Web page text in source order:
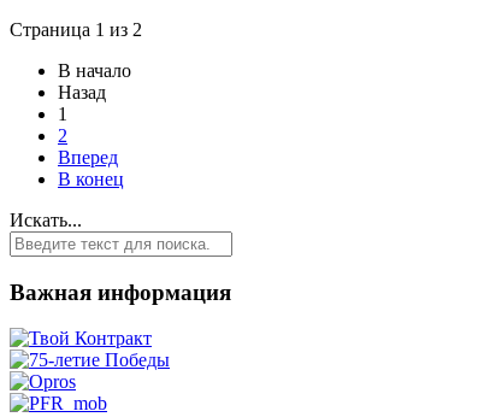
Страница 1 из 2
В начало
Назад
1
2
Вперед
В конец
Искать...
Важная информация